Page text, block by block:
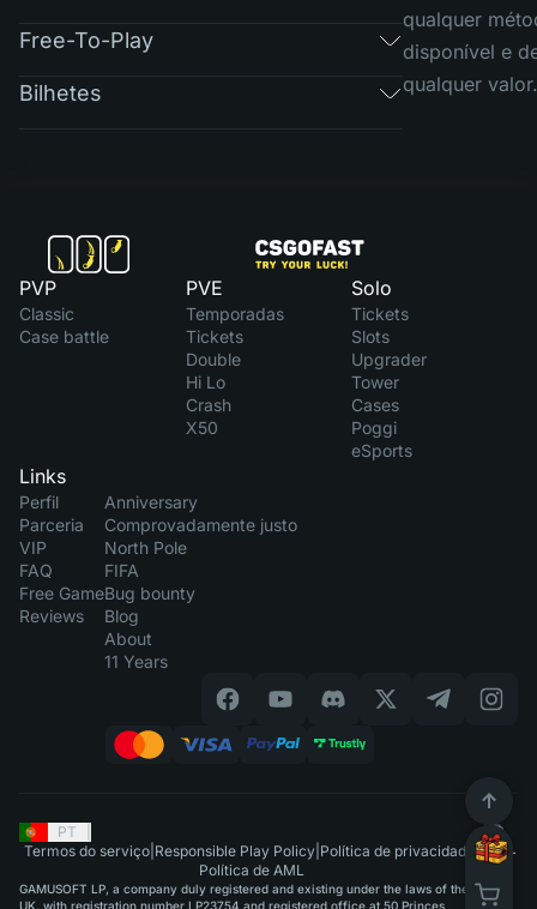
Free-To-Play
Bilhetes
qualquer
disponível e
qualquer valor.
PVP
Classic
Case battle
PVE
Temporadas
Tickets
Double
Hi Lo
Crash
X50
Solo
Tickets
Slots
Upgrader
Tower
Cases
Poggi
eSports
Links
Perfil
Parceria
VIP
FAQ
Free Game
Reviews
Anniversary
Comprovadamente justo
North Pole
FIFA
Bug bounty
Blog
About
11 Years
PT
Termos do serviço Responsible Play Policy Política de privacidade |
Política de AML
GAMUSOFT LP, a company duly registered and existing under the laws of the
UK, with registration number LP23754 and registered office at 50 Princes